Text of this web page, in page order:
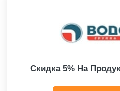
Скидка 5% На